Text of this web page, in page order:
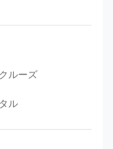
ルーズ
ル